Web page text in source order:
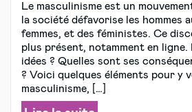
Le masculinisme est un
la société défavorise les hommes
femmes, et des féministes. Ce
plus présent, notamment en ligne.
idées ? Quelles sont ses
? Voici quelques éléments pour y
masculinisme, […]